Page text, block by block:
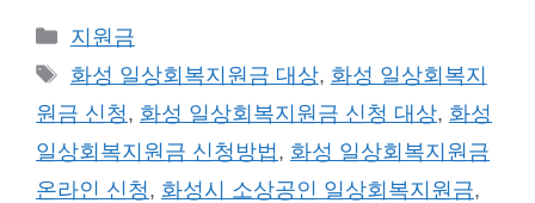
카
테
리
지원금
태
그
화성 일상회복지원금 대상, 화성 일상회복지
원금 신청, 화성 일상회복지원금 신청 대상, 화성
일상회복지원금 신청방법 , 화성 일상회복지원금
온라인 신청, 화성시 소상공인 일상회복지원금,